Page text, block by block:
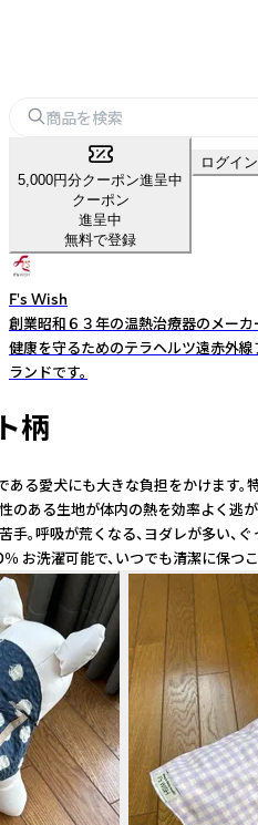
5,000円分クーポン進呈中
クーポン
進呈中
無料で登録
ログイン
F's Wish
創業昭和６３年の温熱治療器のメーカ
健康を守るためのテラヘルツ遠赤外
ランドです。
柄
愛犬にも大きな負担をかけ
る生地が体内の熱を効率
が荒くなる、ヨダレが多
可能で、いつでも清潔に保つこと